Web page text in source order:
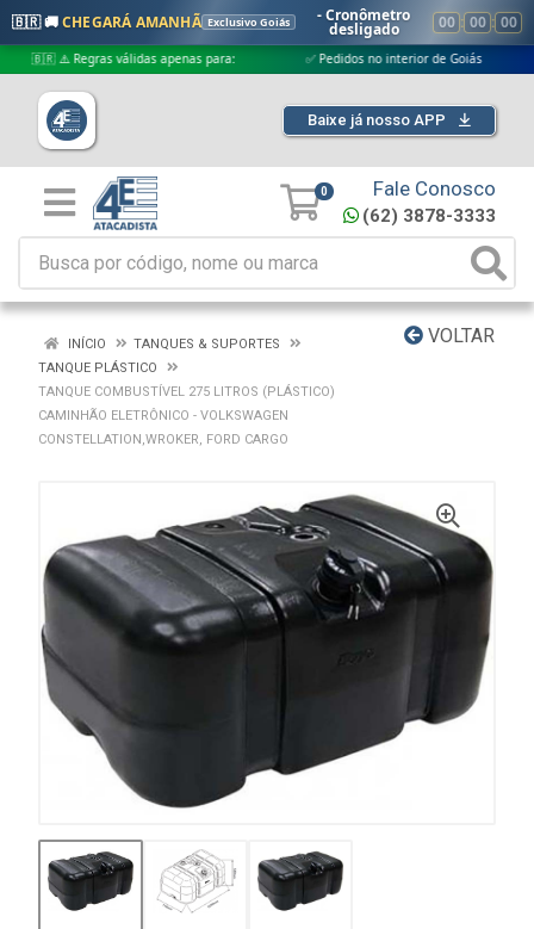
🇧🇷 🚚CHEGARÁ AMANHÃ Exclusivo Goiás - Cronômetro
desligado 00 : 00 : 00
⚠️ Regras válidas apenas para: ✅ Pedidos no interior de Goiás
Baixe já nosso APP
0 Fale Conosco
(62) 3878-3333
VOLTAR
INÍCIO
TANQUES & SUPORTES
TANQUE PLÁSTICO
TANQUE COMBUSTÍVEL 275 LITROS (PLÁSTICO)
CAMINHÃO ELETRÔNICO - VOLKSWAGEN
CONSTELLATION,WROKER, FORD CARGO